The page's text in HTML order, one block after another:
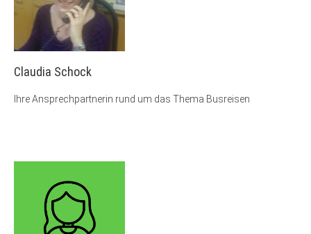
Claudia Schock
Ihre Ansprechpartnerin rund um das Thema Busreisen